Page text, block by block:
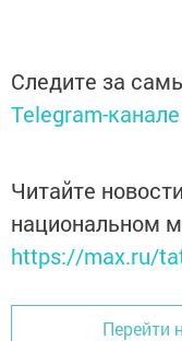
Следите за
Telegram-канале
Читайте
национальном
https://max.ru/
Перейти